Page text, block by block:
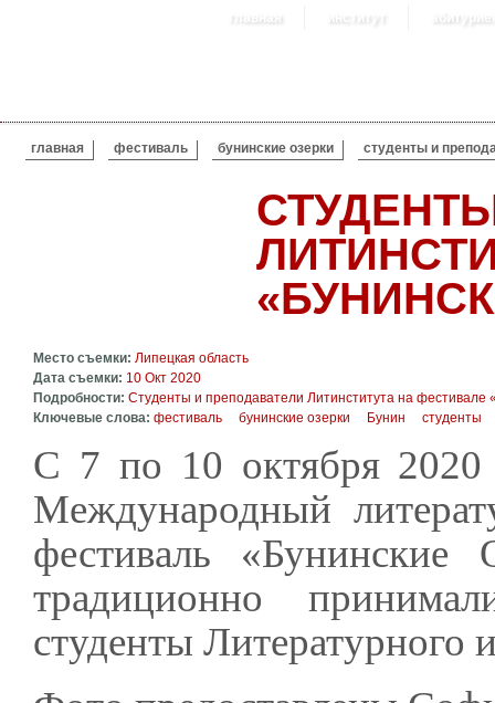
главная институт
ВЫ ЗДЕСЬ
главная фестиваль бунинские озерки студенты и
Место съемки: Липецкая область
Дата съемки: 10 Окт 2020
Подробности: Студенты и преподаватели Литинститута на фестивале
Ключевые слова: фестиваль бунинские озерки Бунин студенты
С 7 по 10 октября 2020
Международный
фестиваль «Бунинские
традиционно
студенты Литературного